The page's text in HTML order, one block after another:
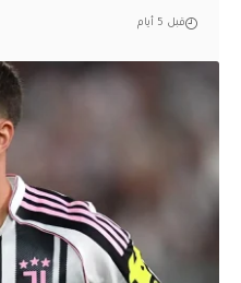
قبل 5 أيام